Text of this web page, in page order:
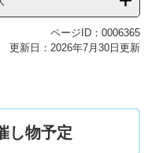
ページID：0006365
更新日：2026年7月30日更新
し物予定